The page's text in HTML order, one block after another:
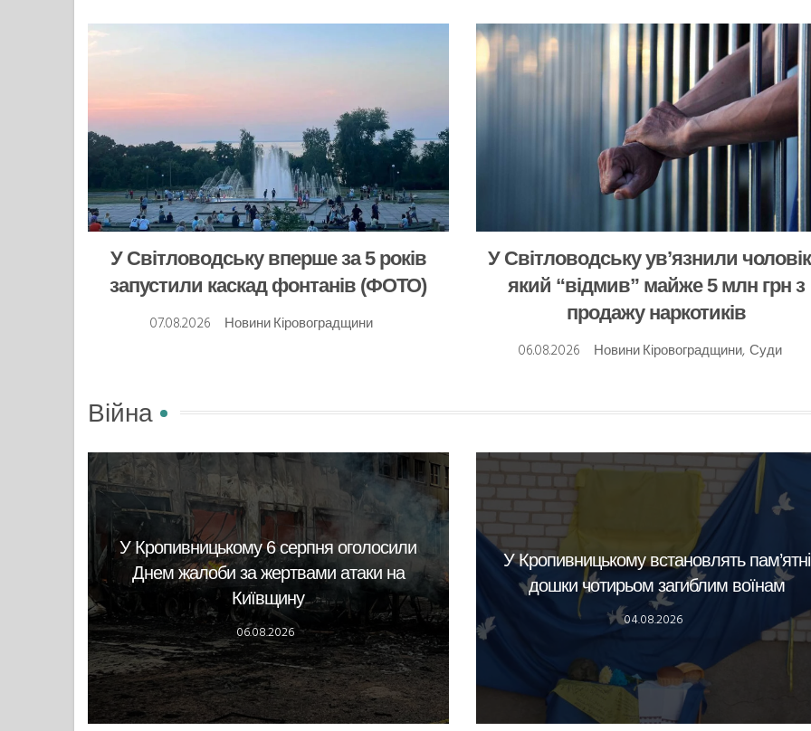
У Світловодську вперше за 5 років
запустили каскад фонтанів (ФОТО)
07.08.2026
Новини Кіровоградщини
У Світловодську ув’язнили
який “відмив” майже 5 млн грн з
продажу наркотиків
06.08.2026
Новини Кіровоградщини, Суди
Війна
У Кропивницькому 6 серпня оголосили
Днем жалоби за жертвами атаки на
Київщину
06.08.2026
У Кропивницькому встановлять пам’ятні
дошки чотирьом загиблим воїнам
04.08.2026